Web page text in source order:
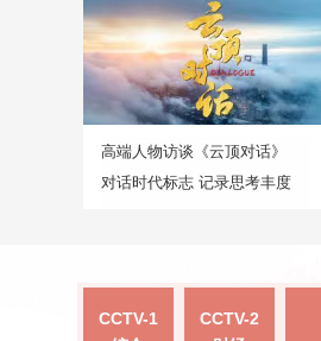
高端人物访谈《云顶对话》
对话时代标志 记录思考丰度
CCTV-1
CCTV-2